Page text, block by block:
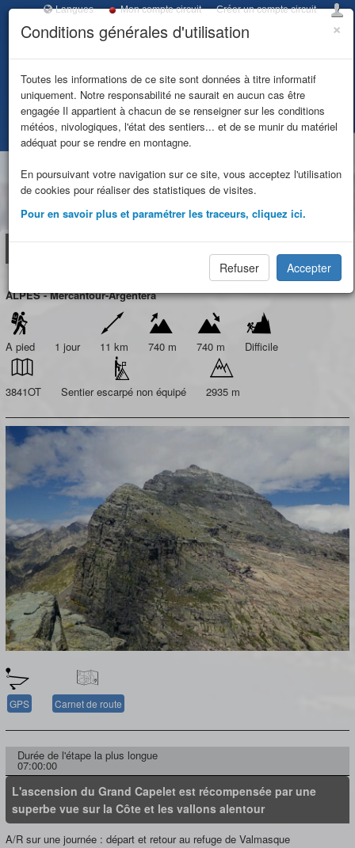
×
Conditions générales d'utilisation
Toutes les informations de ce site sont données à titre informatif
uniquement. Notre responsabilité ne saurait en aucun cas être
engagée Il appartient à chacun de se renseigner sur les conditions
météos, nivologiques, l'état des sentiers... et de se munir du matériel
adéquat pour se rendre en montagne.
En poursuivant votre navigation sur ce site, vous acceptez l'utilisation
de cookies pour réaliser des statistiques de visites.
Pour en savoir plus et paramétrer les traceurs, cliquez ici.
Refuser Accepter
Langues Mon compte circuit Créer un compte circuit
ITINERANCE
UBAYE
MERCANTOUR
Accueil Tous les circuits Ref.Valmasque-Grand Capelet A/R 1j
Ref.Valmasque-Grand
Capelet A/R 1j
ALPES - Mercantour-Argentera
A pied 1 jour 11 km 740 m 740 m Difficile
3841OT Sentier escarpé non équipé 2935 m
GPS Carnet de route
Durée de l'étape la plus longue
07:00:00
L'ascension du Grand Capelet est récompensée par une
superbe vue sur la Côte et les vallons alentour
A/R sur une journée : départ et retour au refuge de Valmasque